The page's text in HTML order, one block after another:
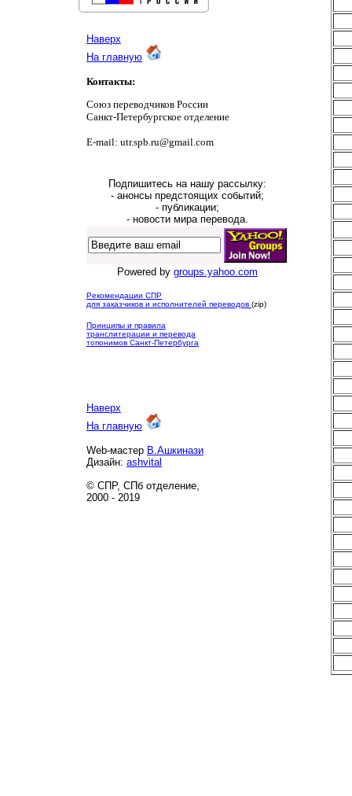
Наверх
На главную
Контакты:
Союз переводчиков России
Санкт-Петербургское отделение
E-mail: utr.spb.ru@gmail.com
Подпишитесь на нашу рассылку:
- анонсы предстоящих событий;
- публикации;
- новости мира перевода.
Powered by groups.yahoo.com
Рекомендации СПР
для заказчиков и исполнителей переводов (zip)
Принципы и правила
транслитерации и перевода
топонимов Санкт-Петербурга
Наверх
На главную
Web-мастер В.Ашкинази
Дизайн: ashvital
© СПР, СПб отделение,
2000 - 2019